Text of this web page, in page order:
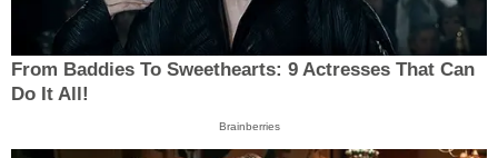
From Baddies To Sweethearts: 9 Actresses That Can
Do It All!
Brainberries